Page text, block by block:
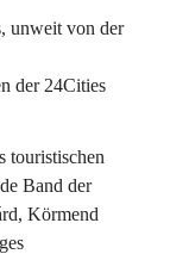
unweit von der
der 24Cities
touristischen
Band der
Körmend